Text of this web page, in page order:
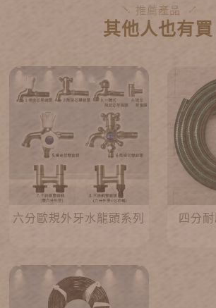
推薦產品
其他人也有買
六分歐規外牙水龍頭系列 四分